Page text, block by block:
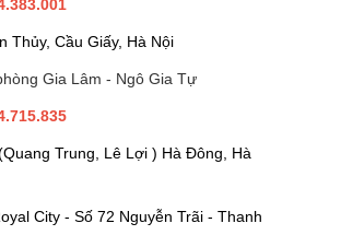
Thủy, Cầu Giấy, Hà Nội
Gia Lâm - Ngô Gia Tự
Trung, Lê Lợi ) Hà Đông, Hà
City - Số 72 Nguyễn Trãi - Thanh